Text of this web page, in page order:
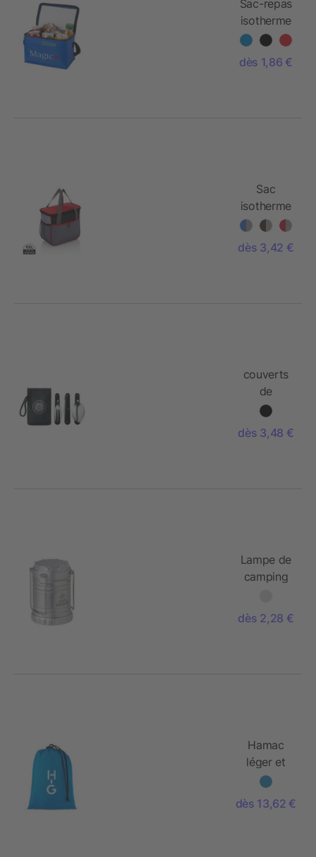
Sac-repas
isotherme
Kumla
dès 1,86 €
Sac
isotherme
Basic
dès 3,42 €
couverts
de
camping
dès 3,48 €
Lampe de
camping
dès 2,28 €
Hamac
léger et
pliable
dès 13,62 €